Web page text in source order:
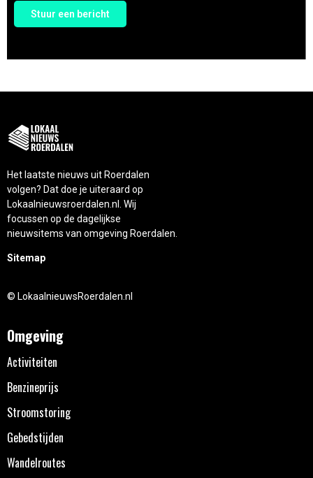
Stuur een bericht
Het laatste nieuws uit Roerdalen
volgen? Dat doe je uiteraard op
Lokaalnieuwsroerdalen.nl. Wij
focussen op de dagelijkse
nieuwsitems van omgeving Roerdalen.
Sitemap
© LokaalnieuwsRoerdalen.nl
Omgeving
Activiteiten
Benzineprijs
Stroomstoring
Gebedstijden
Wandelroutes